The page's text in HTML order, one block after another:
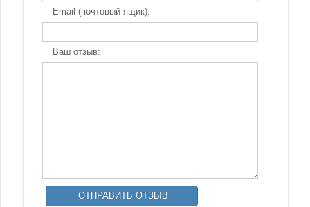
Email (почтовый ящик):
Ваш отзыв: